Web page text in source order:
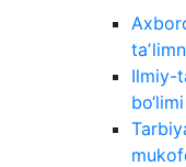
Ilmiy-
bo‘limi